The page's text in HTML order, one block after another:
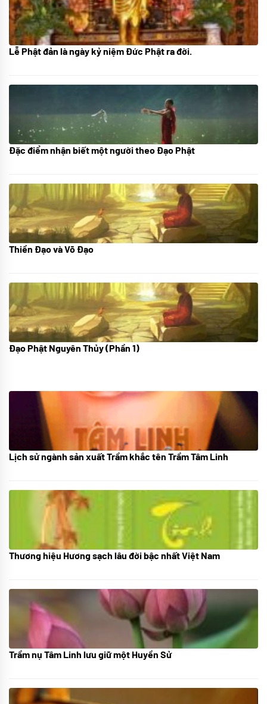
05/06/2024
Lễ Phật đản là ngày kỷ niệm Đức Phật ra đời.
01/06/2024
Đặc điểm nhận biết một người theo Đạo Phật
30/11/2022
Thiền Đạo và Võ Đạo
08/06/2022
Đạo Phật Nguyên Thủy (Phần 1)
21/10/2025
Lịch sử ngành sản xuất Trầm khắc tên Trầm Tâm Linh
18/10/2025
Thương hiệu Hương sạch lâu đời bậc nhất Việt Nam
05/10/2025
Trầm nụ Tâm Linh lưu giữ một Huyền Sử